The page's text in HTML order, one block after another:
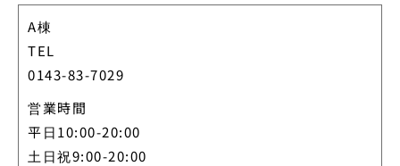
A棟
TEL
0143-83-7029
営業時間
平日10:00-20:00
土日祝9:00-20:00